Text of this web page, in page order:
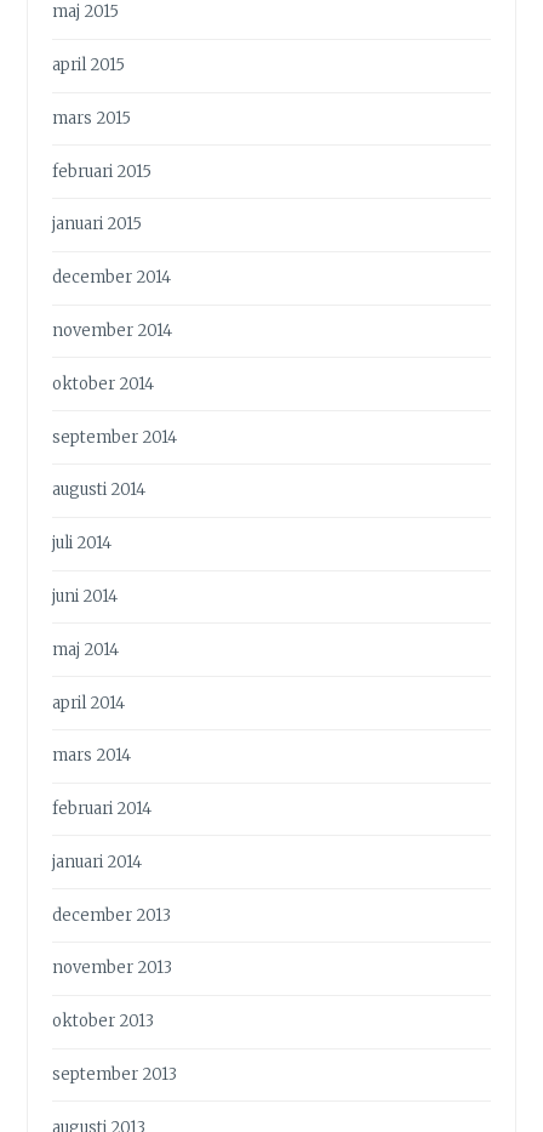
maj 2015
april 2015
mars 2015
februari 2015
januari 2015
december 2014
november 2014
oktober 2014
september 2014
augusti 2014
juli 2014
juni 2014
maj 2014
april 2014
mars 2014
februari 2014
januari 2014
december 2013
november 2013
oktober 2013
september 2013
augusti 2013